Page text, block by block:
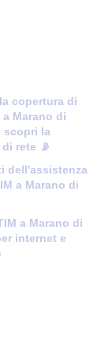
copertura di
a Marano di
scopri la
rete 📡
dell'assistenza
a Marano di
a Marano di
internet e